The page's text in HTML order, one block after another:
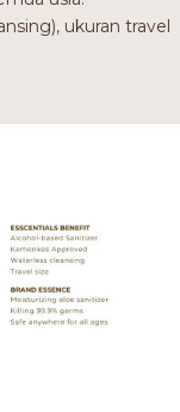
ukuran travel